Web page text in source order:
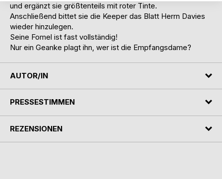
und ergänzt sie größtenteils mit roter Tinte.
Anschließend bittet sie die Keeper das Blatt Herrn Davies
wieder hinzulegen.
Seine Fomel ist fast vollständig!
Nur ein Geanke plagt ihn, wer ist die Empfangsdame?
AUTOR/IN
PRESSESTIMMEN
REZENSIONEN